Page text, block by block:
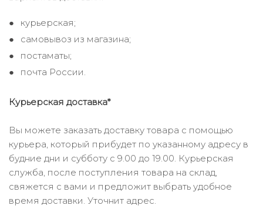
курьерская;
самовывоз из магазина;
постаматы;
почта России.
Курьерская доставка*
Вы можете заказать доставку товара с помощью
курьера, который прибудет по указанному адресу в
будние дни и субботу с 9.00 до 19.00. Курьерская
служба, после поступления товара на склад,
свяжется с вами и предложит выбрать удобное
время доставки. Уточнит адрес.